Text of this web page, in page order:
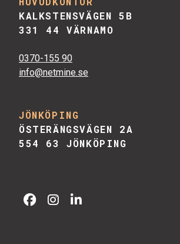
KALKSTENSVÄGEN 5B
331 44 VÄRNAMO
0370-155 90
info@netmine.se
JÖNKÖPING
ÖSTERÄNGSVÄGEN 2A
554 63 JÖNKÖPING